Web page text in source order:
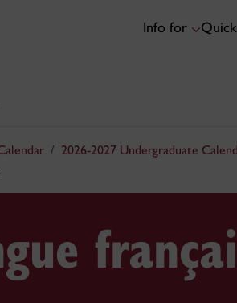
Info for
2026-2027 Undergraduate